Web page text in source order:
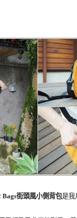
Bags街頭風小側背包是我